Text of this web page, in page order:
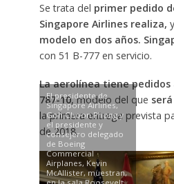
Se trata del primer pedido
Singapore Airlines realiza,
modelo en dos años.
con 51 B-777 en servicio.
La aerolínea tiene pedidos
787-10, modelo del que
la primera entrega prevista
de 2018.
El presidente de
Singapore Airlines,
Goh Choon Phong y
el presidente y
consejero delegado
de Boeing
Commercial
Airplanes, Kevin
McAllister, muestran,